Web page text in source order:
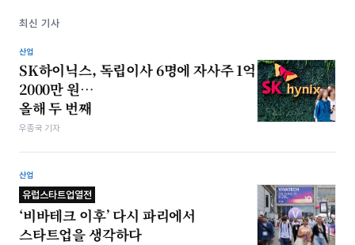
최신 기사
산업
SK하이닉스, 독립이사 6명에 자사주 1억
2000만 원…
올해 두 번째
우종국 기자
산업
유럽스타트업열전
‘비바테크 이후’ 다시 파리에서
스타트업을 생각하다